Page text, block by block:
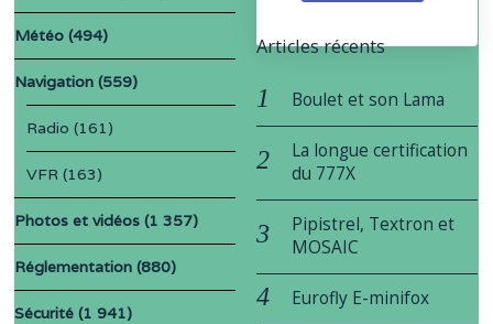
Météo (494)
Navigation (559)
Radio (161)
VFR (163)
Photos et vidéos (1 357)
Réglementation (880)
Sécurité (1 941)
Articles récents
Boulet et son Lama
La longue certification
du 777X
Pipistrel, Textron et
MOSAIC
Eurofly E-minifox